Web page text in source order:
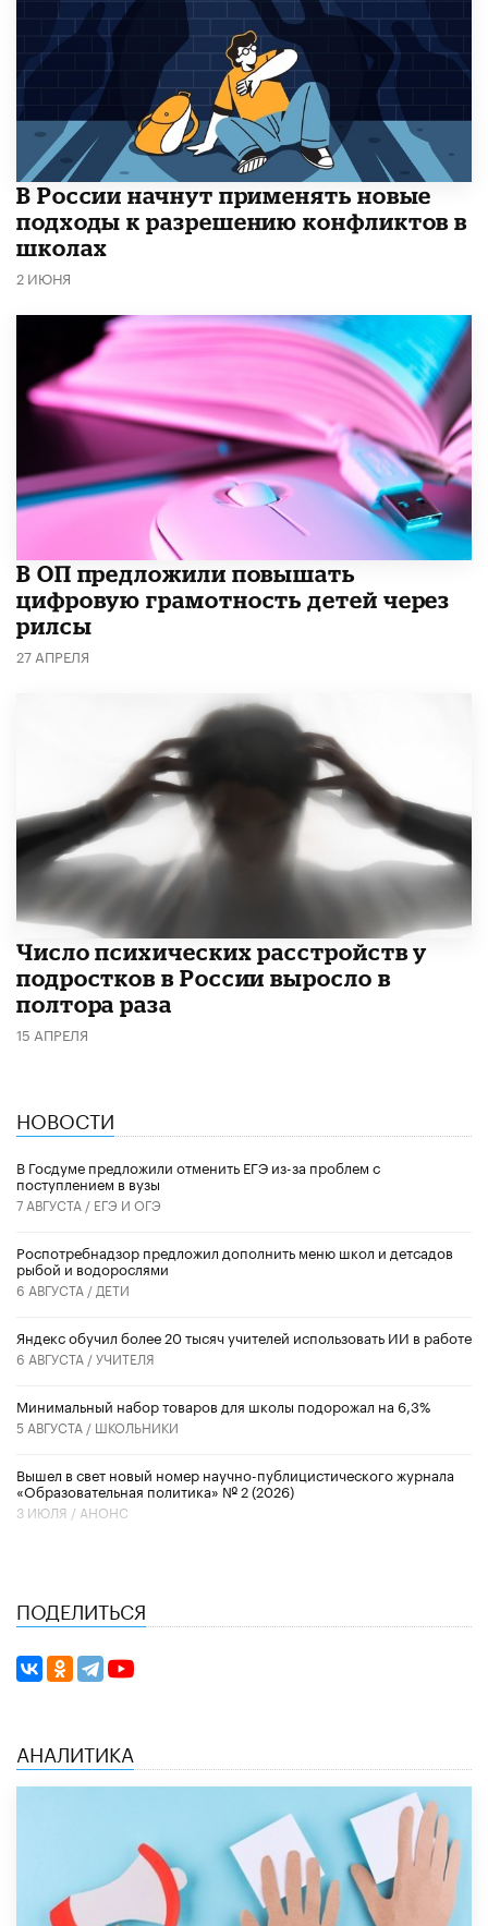
В России начнут применять новые
подходы к разрешению конфликтов в
школах
2 ИЮНЯ
В ОП предложили повышать
цифровую грамотность детей через
рилсы
27 АПРЕЛЯ
Число психических расстройств у
подростков в России выросло в
полтора раза
15 АПРЕЛЯ
НОВОСТИ
В Госдуме предложили отменить ЕГЭ из-за проблем с
поступлением в вузы
7 АВГУСТА / ЕГЭ И ОГЭ
Роспотребнадзор предложил дополнить меню школ и детсадов
рыбой и водорослями
6 АВГУСТА / ДЕТИ
​Яндекс обучил более 20 тысяч учителей использовать ИИ в работе
6 АВГУСТА /УЧИТЕЛЯ
Минимальный набор товаров для школы подорожал на 6,3%
5 АВГУСТА / ШКОЛЬНИКИ
Вышел в свет новый номер научно-публицистического журнала
«Образовательная политика» № 2 (2026)
3 ИЮЛЯ / АНОНС
ПОДЕЛИТЬСЯ
АНАЛИТИКА